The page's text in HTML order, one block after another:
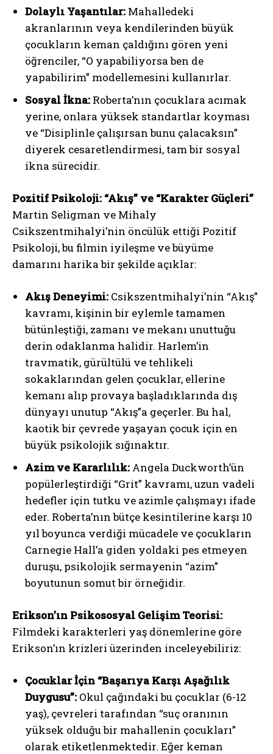
Dolaylı Yaşantılar: Mahalledeki
akranlarının veya kendilerinden büyük
çocukların keman çaldığını gören yeni
öğrenciler, “O yapabiliyorsa ben de
yapabilirim” modellemesini kullanırlar.
Sosyal İkna: Roberta’nın çocuklara acımak
yerine, onlara yüksek standartlar koyması
ve “Disiplinle çalışırsan bunu çalacaksın”
diyerek cesaretlendirmesi, tam bir sosyal
ikna sürecidir.
Pozitif Psikoloji: “Akış” ve “Karakter Güçleri”
Martin Seligman ve Mihaly
Csikszentmihalyi’nin öncülük ettiği Pozitif
Psikoloji, bu filmin iyileşme ve büyüme
damarını harika bir şekilde açıklar:
Akış Deneyimi: Csikszentmihalyi’nin “Akış”
kavramı, kişinin bir eylemle tamamen
bütünleştiği, zamanı ve mekanı unuttuğu
derin odaklanma halidir. Harlem’in
travmatik, gürültülü ve tehlikeli
sokaklarından gelen çocuklar, ellerine
kemanı alıp provaya başladıklarında dış
dünyayı unutup “Akış”a geçerler. Bu hal,
kaotik bir çevrede yaşayan çocuk için en
büyük psikolojik sığınaktır.
Azim ve Kararlılık: Angela Duckworth’ün
popülerleştirdiği “Grit” kavramı, uzun vadeli
hedefler için tutku ve azimle çalışmayı ifade
eder. Roberta’nın bütçe kesintilerine karşı 10
yıl boyunca verdiği mücadele ve çocukların
Carnegie Hall’a giden yoldaki pes etmeyen
duruşu, psikolojik sermayenin “azim”
boyutunun somut bir örneğidir.
Erikson’ın Psikososyal Gelişim Teorisi:
Filmdeki karakterleri yaş dönemlerine göre
Erikson’ın krizleri üzerinden inceleyebiliriz:
Çocuklar İçin “Başarıya Karşı Aşağılık
Duygusu”: Okul çağındaki bu çocuklar (6-12
yaş), çevreleri tarafından “suç oranının
yüksek olduğu bir mahallenin çocukları”
olarak etiketlenmektedir. Eğer keman